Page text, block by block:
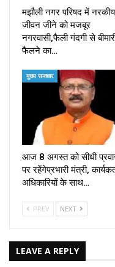
मझौली नगर परिषद में नरकीय
जीवन जीने को मजबूर
नगरवासी,फैली गंदगी से
फैलने का…
मुख्य समाचार
आज 8 अगस्त को सीधी
पर रहेंगेप्रभारी मंत्री,
अधिकारियों के साथ…
PREV NEXT
LEAVE A REPLY